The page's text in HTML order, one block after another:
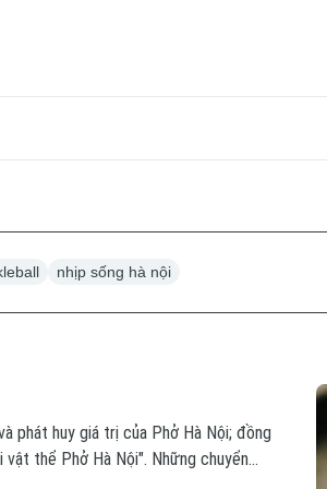
nhịp sống hà nội
phát huy giá trị của Phở Hà Nội; đồng
thể Phở Hà Nội". Những chuyển